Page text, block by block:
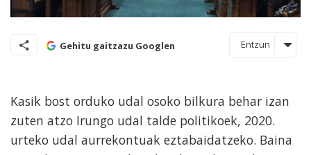
Gehitu gaitzazu Googlen Entzun
Kasik bost orduko udal osoko bilkura behar izan
zuten atzo Irungo udal talde politikoek, 2020.
urteko udal aurrekontuak eztabaidatzeko. Baina